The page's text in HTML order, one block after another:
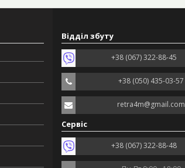
Відділ збуту
+38 (067) 322-88-45
+38 (050) 435-03-57
retra4m@gmail.com
Сервіс
+38 (067) 322-88-48